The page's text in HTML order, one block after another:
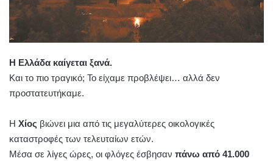
Η Ελλάδα καίγεται ξανά.
Και το πιο τραγικό; Το είχαμε προβλέψει… αλλά δεν
προστατευτήκαμε.
Η Χίος βιώνει μια από τις μεγαλύτερες οικολογικές
καταστροφές των τελευταίων ετών.
Μέσα σε λίγες ώρες, οι φλόγες έσβησαν πάνω από 41.000